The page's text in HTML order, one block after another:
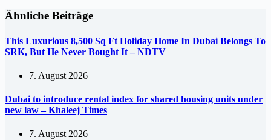
Ähnliche Beiträge
This Luxurious 8,500 Sq Ft Holiday Home In Dubai Belongs To
SRK, But He Never Bought It – NDTV
7. August 2026
Dubai to introduce rental index for shared housing units under
new law – Khaleej Times
7. August 2026